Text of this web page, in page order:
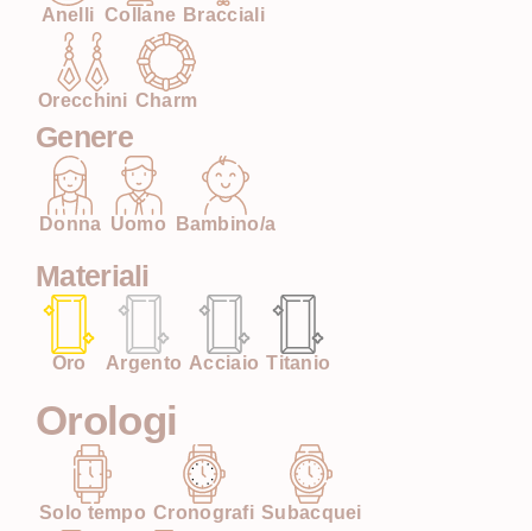
Anelli Collane Bracciali
Orecchini Charm
Genere
Donna Uomo Bambino/a
Materiali
Oro Argento Acciaio Titanio
Orologi
Solo tempo Cronografi Subacquei